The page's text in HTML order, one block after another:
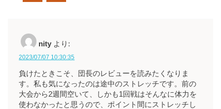
nity より:
2023/07/07 10:30:35
負けたときこそ、団長のレビューを読みたくなりま
す。私も気になったのは途中のストレッチです。前の
大会から2週間空いて、しかも1回戦はそんなに体力を
使わなかったと思うので、ポイント間にストレッチし